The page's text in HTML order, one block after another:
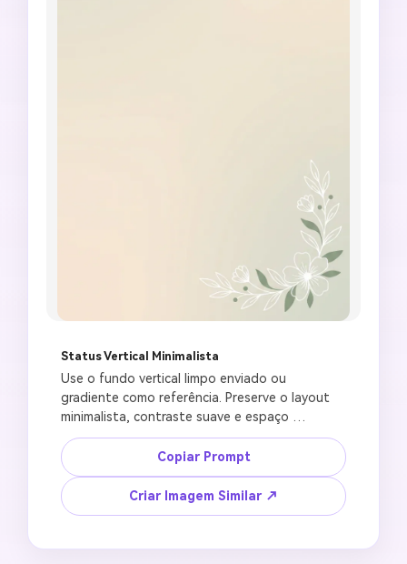
Status Vertical Minimalista
Use o fundo vertical limpo enviado ou
gradiente como referência. Preserve o layout
minimalista, contraste suave e espaço
negativo. Crie uma imagem moderna de status
de Jumma Mubarak com arte de linha simples de
mesquita, acento de crescente, delicado canto
floral, paleta muted em branco e verde, grande
área em branco para texto manual, design
IA, sem textura ruidosa, sem selo oficial de
Copiar Prompt
Criar Imagem Similar ↗